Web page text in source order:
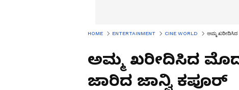
HOME ENTERTAINMENT CINE WORLD ಅಮ್ಮ ಖರೀದಿಸಿದ
ಅಮ್ಮ ಖರೀದಿಸಿದ
ಜಾರಿದ ಜಾನ್ವಿ ಕಪೂರ್